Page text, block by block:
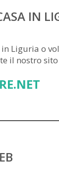
IN
Liguria o
il nostro